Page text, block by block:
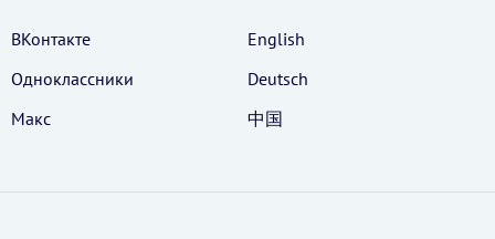
ВКонтакте
Одноклассники
Макс
English
Deutsch
中国